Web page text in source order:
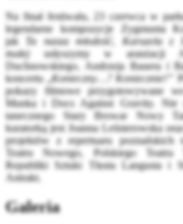
Na finał festiwalu, 23 czerwca w
legendarne kompozycje Zygmunta
jak
Ta nasza młodość Karuzela z
małej
usłyszymy w aranżacji
Duchnowskiego, Andrzeja Bauera i
koncertu „Konieczny…? Koniecznie!”
pokazy filmowe przygotowywane
Munka i Docs Against Gravity. Nie
tanecznego Stary Browar Nowy
kuratorką jest Joanna Leśnierowska
projektów z repertuaru poznańskich
Teatru Nowego, Polskiego Teatru
Republiki Sztuki Tłusta Langusta i
Antrakt.
Galeria